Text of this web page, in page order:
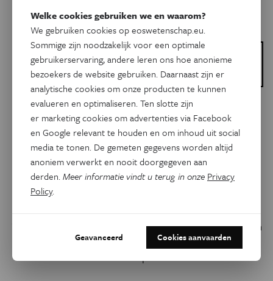
Dit is een artikel van:
Scicomm Academy van
SciMingo
Natuurwetenschappen
Podcast moleculaire
avonturen: Een
ontdekkingsreis door de
wereld van computationele
Wist je dat niet alle scheikundigen experimenten uitvoeren
in een labo, maar sommigen ook een volledig onderzoek
Welke cookies gebruiken we en waarom?
We gebruiken cookies op eoswetenschap.eu.
Sommige zijn noodzakelijk voor een optimale
gebruikerservaring, andere leren ons hoe anonieme
bezoekers de website gebruiken. Daarnaast zijn er
analytische cookies om onze producten te kunnen
evalueren en optimaliseren. Ten slotte zijn
er marketing cookies om advertenties via Facebook
en Google relevant te houden en om inhoud uit social
media te tonen. De gemeten gegevens worden altijd
anoniem verwerkt en nooit doorgegeven aan
derden.Meer informatie vindt u terug in onze Privacy
Policy.
Geavanceerd Cookies aanvaarden